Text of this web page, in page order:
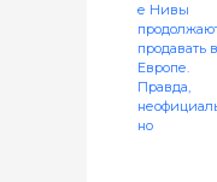
е Нивы
продавать в
Европе.
Правда,
но